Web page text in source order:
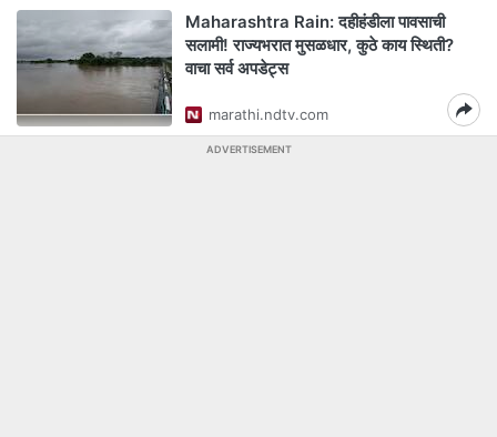
Maharashtra Rain: दहीहंडीला पावसाची
सलामी! राज्यभरात मुसळधार, कुठे काय स्थिती?
वाचा सर्व अपडेट्स
marathi.ndtv.com
ADVERTISEMENT